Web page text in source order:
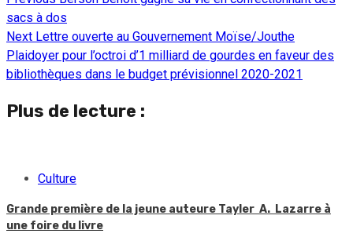
Reading
sacs à dos
Next Lettre ouverte au Gouvernement Moïse/Jouthe
Plaidoyer pour l’octroi d’1 milliard de gourdes en faveur des
bibliothèques dans le budget prévisionnel 2020-2021
Plus de lecture :
Culture
Grande première de la jeune auteure Tayler A. Lazarre à
une foire du livre